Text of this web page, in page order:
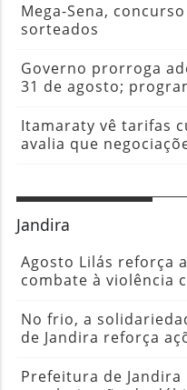
Mega-Sena,
sorteados
Governo prorroga
31 de agosto;
Itamaraty vê tarifas
avalia que
Jandira
Agosto Lilás reforça
combate à violência
No frio, a
de Jandira reforça
Prefeitura de Jandira